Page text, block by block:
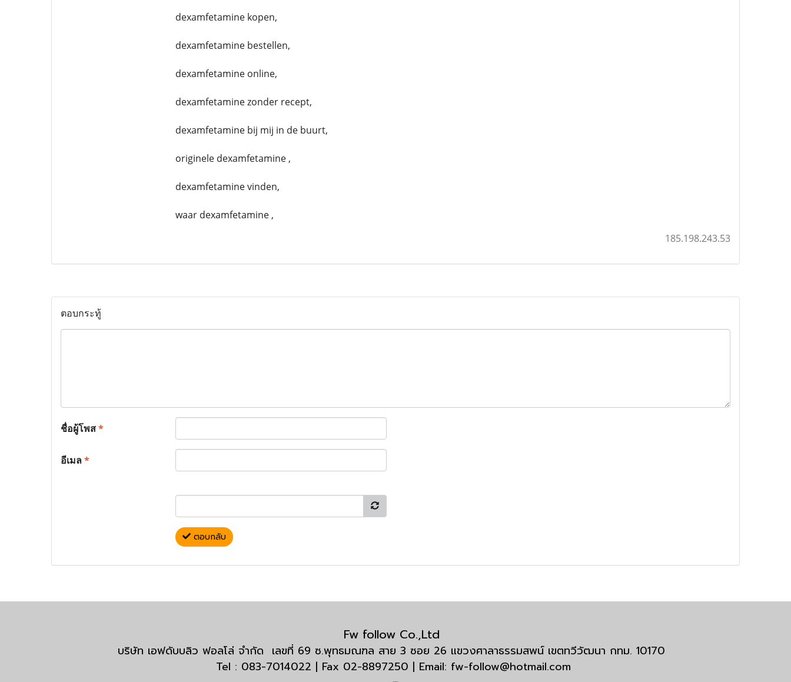
dexamfetamine kopen,
dexamfetamine bestellen,
dexamfetamine online,
dexamfetamine zonder recept,
dexamfetamine bij mij in de buurt,
originele dexamfetamine ,
dexamfetamine vinden,
waar dexamfetamine ,
185.198.243.53
ตอบกระทู้
ชื่อผู้โพส*
อีเมล*
ตอบกลับ
Fw follow Co.,Ltd
บริษัท เอฟดับบลิว ฟอลโล่ จำกัด เลขที่ 69 ซ.พุทธมณฑล สาย 3 ซอย 26 แขวงศาลาธรรมสพน์ เขตทวีวัฒนา กทม. 10170
Tel : 083-7014022 | Fax 02-8897250 | Email: fw-follow@hotmail.com